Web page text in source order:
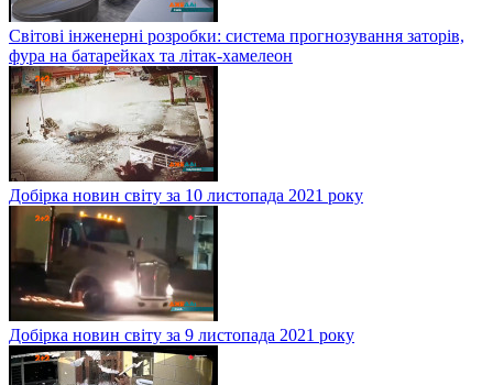
Світові інженерні розробки: система прогнозування заторів,
фура на батарейках та літак-хамелеон
Добірка новин світу за 10 листопада 2021 року
Добірка новин світу за 9 листопада 2021 року